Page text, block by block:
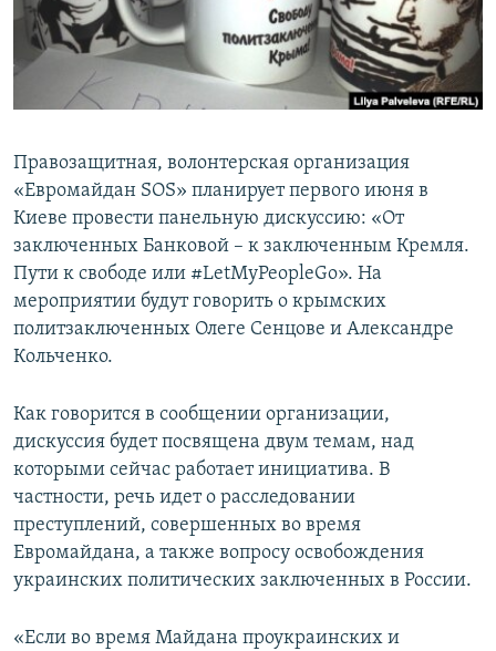
ПОБЕДИТЕЛЕЙ НЕ СУДЯТ?
КРЫМ.НЕПОКОРЕННЫЙ
ELIFBE
ПРИСОЕДИНЯЙТЕСЬ!
Все сайты RFE/RL
Правозащитная, волонтерская организация
«Евромайдан SOS» планирует первого июня в
Киеве провести панельную дискуссию: «От
заключенных Банковой – к заключенным Кремля.
Пути к свободе или #LetMyPeopleGo». На
мероприятии будут говорить о крымских
политзаключенных Олеге Сенцове и Александре
Кольченко.
Как говорится в сообщении организации,
дискуссия будет посвящена двум темам, над
которыми сейчас работает инициатива. В
частности, речь идет о расследовании
преступлений, совершенных во время
Евромайдана, а также вопросу освобождения
украинских политических заключенных в России.
«Если во время Майдана проукраинских и